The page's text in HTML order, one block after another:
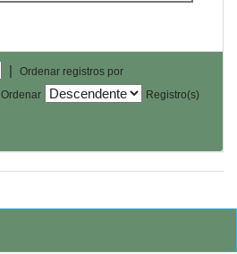
|
Ordenar registros por
Ordenar
Registro(s)